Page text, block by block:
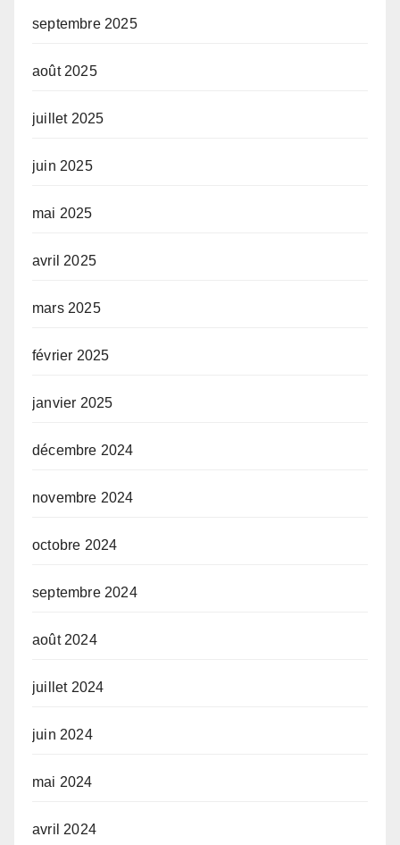
septembre 2025
août 2025
juillet 2025
juin 2025
mai 2025
avril 2025
mars 2025
février 2025
janvier 2025
décembre 2024
novembre 2024
octobre 2024
septembre 2024
août 2024
juillet 2024
juin 2024
mai 2024
avril 2024